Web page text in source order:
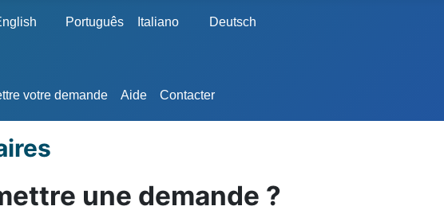
langue
Português Italiano Deutsch
votre demande Aide Contacter
une demande ?